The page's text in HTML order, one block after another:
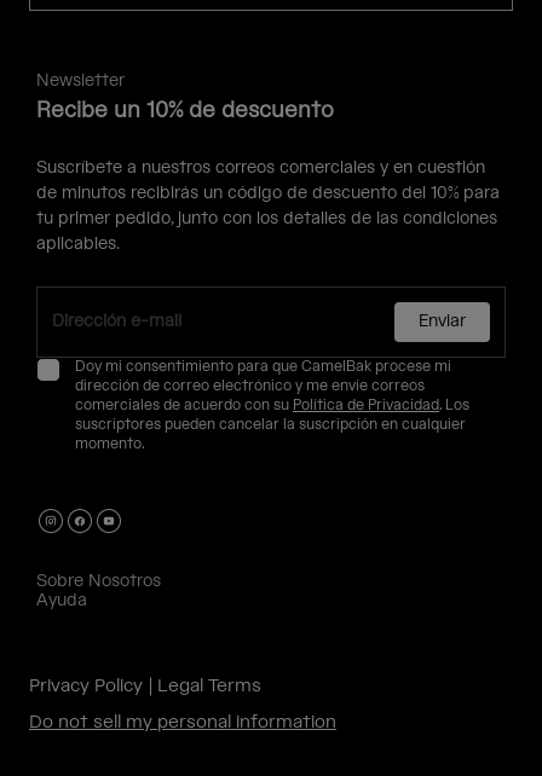
Newsletter
Recibe un 10% de descuento
Suscríbete a nuestros correos comerciales y en cuestión
de minutos recibirás un código de descuento del 10% para
tu primer pedido, junto con los detalles de las condiciones
aplicables.
Enviar
Doy mi consentimiento para que CamelBak procese mi
dirección de correo electrónico y me envíe correos
comerciales de acuerdo con su Política de Privacidad. Los
suscriptores pueden cancelar la suscripción en cualquier
momento.
Sobre Nosotros
Ayuda
Privacy Policy
Legal Terms
Do not sell my personal information